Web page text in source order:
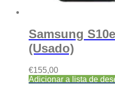
Samsung
(Usado)
€155,00
Adicionar a lista de